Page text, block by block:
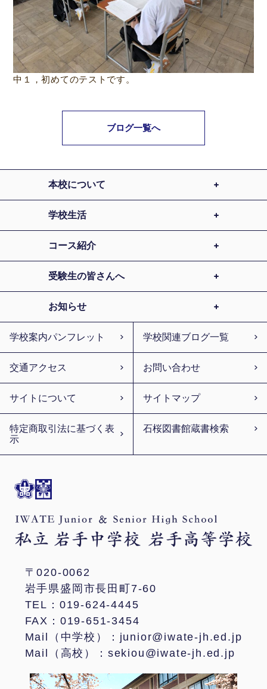
中１，初めてのテストです。
ブログ一覧へ
〒020-0062
岩手県盛岡市長田町7-60
TEL：019-624-4445
FAX：019-651-3454
Mail（中学校）：junior@iwate-jh.ed.jp
Mail（高校）：sekiou@iwate-jh.ed.jp
本校について
学校生活
コース紹介
受験生の皆さんへ
お知らせ
学校案内パンフレット 学校関連ブログ一覧
交通アクセス お問い合わせ
サイトについて サイトマップ
特定商取引法に基づく表
示
石桜図書館蔵書検索